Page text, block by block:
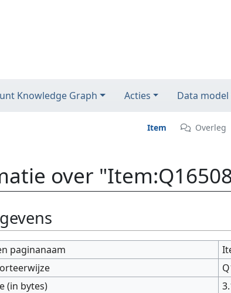
Knowledge Graph Acties Data model
Item Overleg
over
paginanaam
(in bytes)